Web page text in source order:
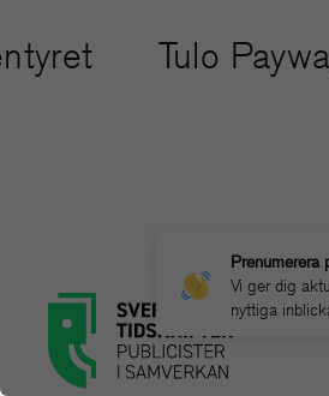
Prenumerera
Vi ger dig
nyttiga
Tulo
Äventyret